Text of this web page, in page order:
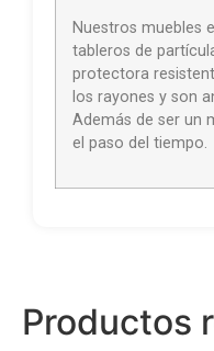
Nuestros muebles
tableros de
protectora
los rayones y son
Además de ser un
el paso del tiempo.
Productos